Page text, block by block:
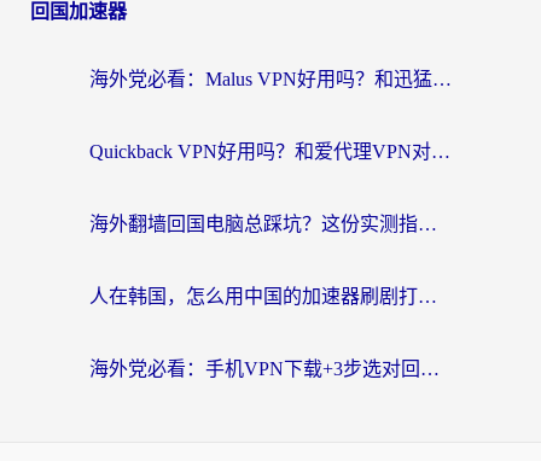
回国加速器
海外党必看：Malus VPN好用吗？和迅猛兔VPN对比哪个回国效果更好？附真实体验与避坑指南
Quickback VPN好用吗？和爱代理VPN对比哪个回国效果更好？
海外翻墙回国电脑总踩坑？这份实测指南帮你选对加速器（附ChickCNinitapMalus对比）
人在韩国，怎么用中国的加速器刷剧打游戏？这份真实体验指南给你答案
海外党必看：手机VPN下载+3步选对回国加速器，无缝刷国内资源不再愁